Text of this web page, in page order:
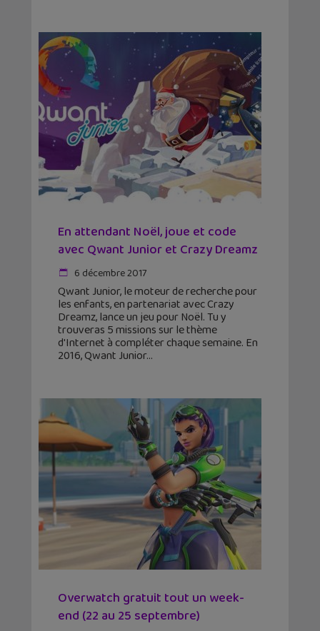
En attendant Noël, joue et code
avec Qwant Junior et Crazy Dreamz
6 décembre 2017
Qwant Junior, le moteur de recherche pour
les enfants, en partenariat avec Crazy
Dreamz, lance un jeu pour Noël. Tu y
trouveras 5 missions sur le thème
d'Internet à compléter chaque semaine. En
2016, Qwant Junior
Overwatch gratuit tout un week-
end (22 au 25 septembre)